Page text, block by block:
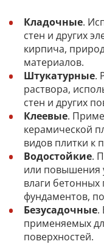
Кладочные.
стен и других
кирпича,
материалов.
Штукатурные.
раствора,
стен и других
Клеевые.
керамической
видов плитки к
Водостойкие.
или повышения
влаги
фундаментов,
Безусадочные.
применяемых
поверхностей.